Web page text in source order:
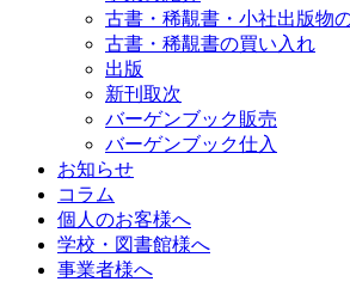
古書・稀覯書・小社出版物
古書・稀覯書の買い入れ
出版
新刊取次
バーゲンブック販売
バーゲンブック仕入
お知らせ
コラム
個人のお客様へ
学校・図書館様へ
事業者様へ